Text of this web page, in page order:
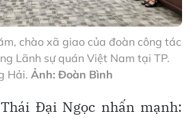
chào xã giao của đoàn công tác
Lãnh sự quán Việt Nam tại TP.
Hải. Ảnh: Đoàn Bình
Đại Ngọc nhấn mạnh: